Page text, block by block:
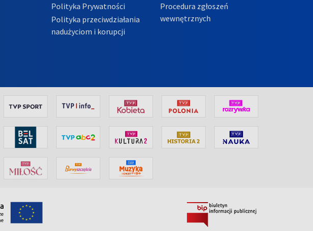
Polityka Prywatności
Polityka przeciwdziałania
nadużyciom i korupcji
Procedura zgłoszeń
wewnętrznych